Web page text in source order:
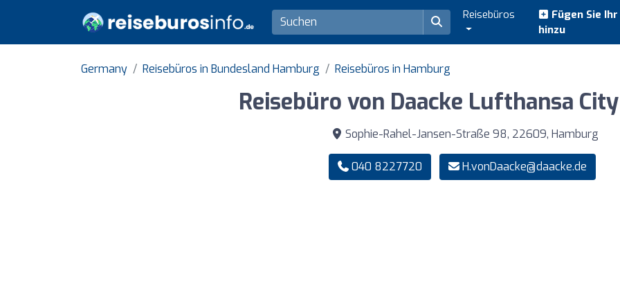
Reisebüros
Fügen Sie
hinzu
Germany Reisebüros in Bundesland Hamburg Reisebüros in Hamburg
Reisebüro von Daacke Lufthansa
Sophie-Rahel-Jansen-Straße 98, 22609, Hamburg
040 8227720 H.vonDaacke@daacke.de